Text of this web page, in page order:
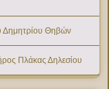
Δημητρίου Θηβών
Πλάκας Δηλεσίου